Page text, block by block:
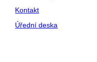
Kontakt
Úřední deska